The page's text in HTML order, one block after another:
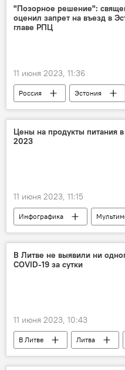
молочные коровы
экономика
помощь
"Позорное решение":
оценил запрет на въезд в
главе РПЦ
11 июня 2023, 11:36
Россия Эстония
религия
Общество
Цены на продукты питания
2023
11 июня 2023, 11:15
Инфографика
цены на продовольствие
Литва
В Литве не выявили ни
COVID-19 за сутки
11 июня 2023, 10:43
В Литве Литва
Пандемия коронавируса в